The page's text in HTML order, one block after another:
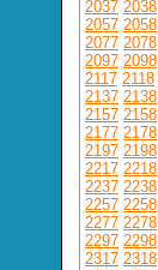
2037 2038
2057 2058
2077 2078
2097 2098
2117 2118
2137 2138
2157 2158
2177 2178
2197 2198
2217 2218
2237 2238
2257 2258
2277 2278
2297 2298
2317 2318